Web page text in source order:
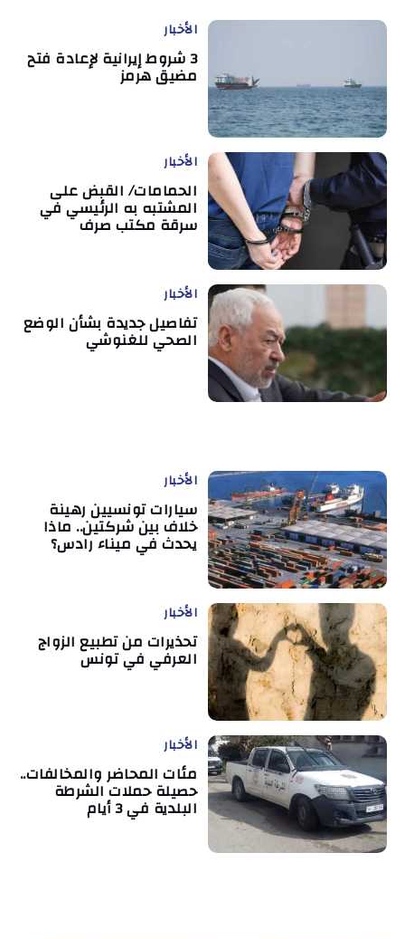
الأخبار
3 شروط إيرانية لإعادة فتح
مضيق هرمز
الأخبار
الحمامات/ القبض على
المشتبه به الرئيسي في
سرقة مكتب صرف
الأخبار
تفاصيل جديدة بشأن الوضع
الصحي للغنوشي
الأخبار
سيارات تونسيين رهينة
خلاف بين شركتين.. ماذا
يحدث في ميناء رادس؟
الأخبار
تحذيرات من تطبيع الزواج
العرفي في تونس
الأخبار
مئات المحاضر والمخالفات..
حصيلة حملات الشرطة
البلدية في 3 أيام